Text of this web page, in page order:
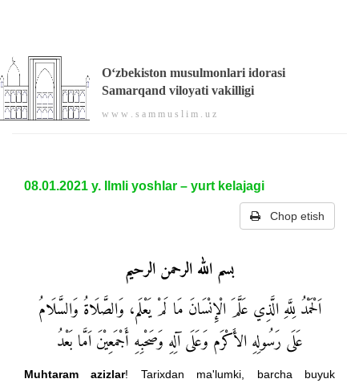
O‘zbekiston musulmonlari idorasi
Samarqand viloyati vakilligi
w w w . s a m m u s l i m . u z
08.01.2021 y. Ilmli yoshlar – yurt kelajagi
Chop etish
بسم الله الرحمن الرحيم
اَلْحَمْدُ لِلَّهِ الَّذِي عَلَّمَ الْإِنْسَانَ مَا لَمْ يَعْلَم، وَالصَّلَاةُ وَالسَّلَامُ
عَلَى رَسُولِهِ الأَكْرَم وَعَلَى آلِهِ وَصَحْبِهِ أَجْمَعِيْنَ اَمَّا بَعْدُ
Muhtaram azizlar! Tarixdan ma'lumki, barcha buyuk